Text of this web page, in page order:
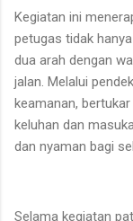
Kegiatan ini
petugas tidak
dua arah dengan
jalan. Melalui
keamanan,
keluhan dan
dan nyaman bagi
Selama kegiatan